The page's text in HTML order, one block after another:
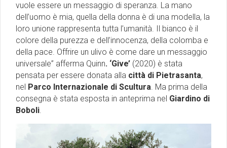
vuole essere un messaggio di speranza. La mano
dell’uomo è mia, quella della donna è di una modella, la
loro unione rappresenta tutta l’umanità. Il bianco è il
colore della purezza e dell’innocenza, della colomba e
della pace. Offrire un ulivo è come dare un messaggio
universale” afferma Quinn. ‘Give’ (2020) è stata
pensata per essere donata alla città di Pietrasanta,
nel Parco Internazionale di Scultura. Ma prima della
consegna è stata esposta in anteprima nel Giardino di
Boboli.